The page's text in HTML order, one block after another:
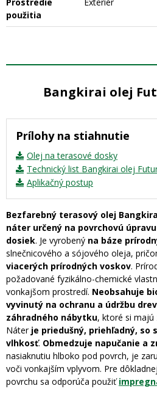
použitia
Bangkirai olej
Prílohy na stiahnutie
Olej na terasové dosky
Technický list Bangkirai olej
Aplikačný postup
Bezfarebný terasový olej
náter určený na povrchovú
dosiek. Je vyrobený na báze
slnečnicového a sójového oleja,
viacerých prírodných voskov.
požadované fyzikálno-chemické
vonkajšom prostredí. Neobsahuje
vyvinutý na ochranu a údržbu
záhradného nábytku, ktoré si majú
Náter je priedušný, priehľadný, so
vlhkosť. Obmedzuje napučanie a
nasiaknutiu hlboko pod povrch, je
voči vonkajším vplyvom. Pre
povrchu sa odporúča použiť